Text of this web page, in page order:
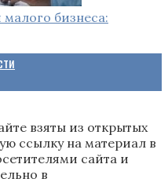
бизнеса:
взяты из открытых
ссылку на материал в
сайта и
в